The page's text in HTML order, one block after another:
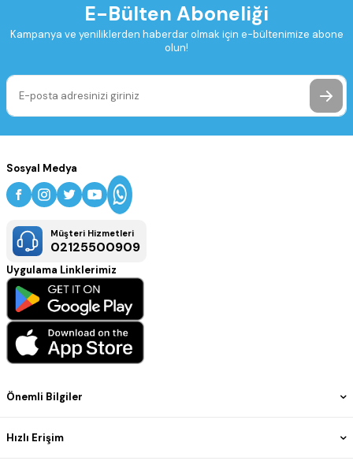
E-Bülten Aboneliği
Kampanya ve yeniliklerden haberdar olmak için e-bültenimize abone
olun!
Önemli Bilgiler
Hızlı Erişim
Sosyal Medya
Müşteri Hizmetleri
02125500909
Uygulama Linklerimiz